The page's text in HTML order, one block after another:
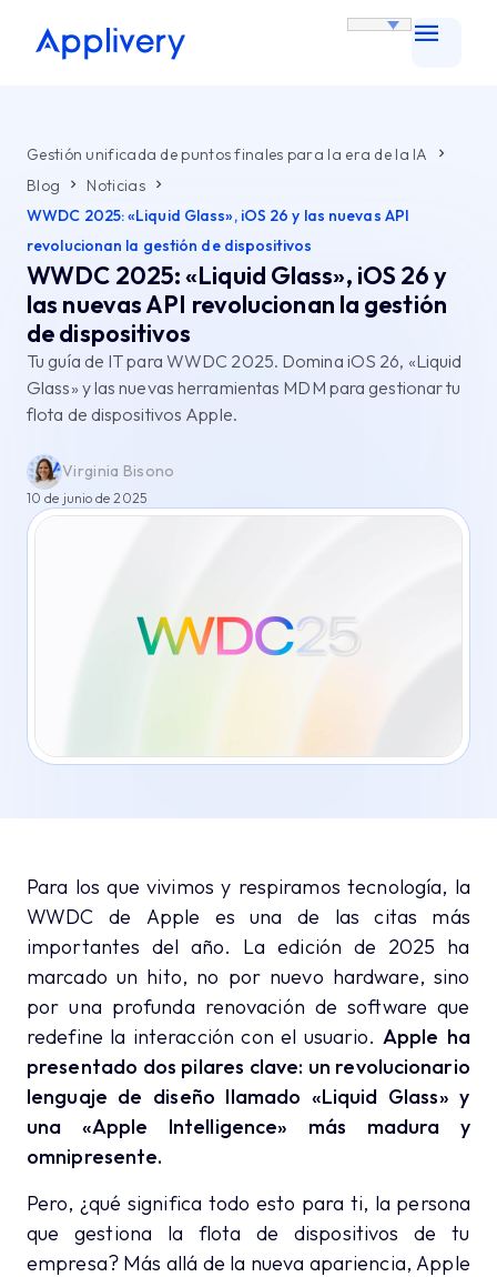
Gestión unificada de puntos finales para la era de la IA
Blog
Noticias
WWDC 2025: «Liquid Glass», iOS 26 y las nuevas API
revolucionan la gestión de dispositivos
WWDC 2025: «Liquid Glass», iOS 26 y
las nuevas API revolucionan la gestión
de dispositivos
Tu guía de IT para WWDC 2025. Domina iOS 26, «Liquid
Glass» y las nuevas herramientas MDM para gestionar tu
flota de dispositivos Apple.
Virginia Bisono
10 de junio de 2025
Para los que vivimos y respiramos tecnología, la
WWDC de Apple es una de las citas más
importantes del año. La edición de 2025 ha
marcado un hito, no por nuevo hardware, sino
por una profunda renovación de software que
redefine la interacción con el usuario. Apple ha
presentado dos pilares clave: un revolucionario
lenguaje de diseño llamado «Liquid Glass» y
una «Apple Intelligence» más madura y
omnipresente.
Pero, ¿qué significa todo esto para ti, la persona
que gestiona la flota de dispositivos de tu
empresa? Más allá de la nueva apariencia, Apple